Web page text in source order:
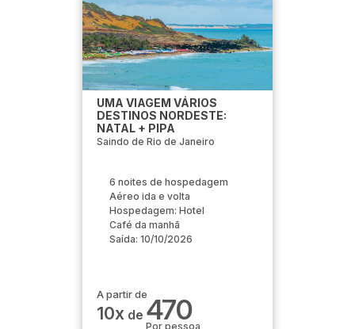
UMA VIAGEM VÁRIOS
DESTINOS NORDESTE:
NATAL + PIPA
Saindo de Rio de Janeiro
6 noites de hospedagem
Aéreo ida e volta
Hospedagem: Hotel
Café da manhã
Saída: 10/10/2026
A partir de
10x de 470
Por pessoa